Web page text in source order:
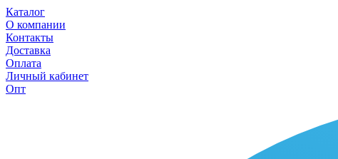
Каталог
О компании
Контакты
Доставка
Оплата
Личный кабинет
Опт